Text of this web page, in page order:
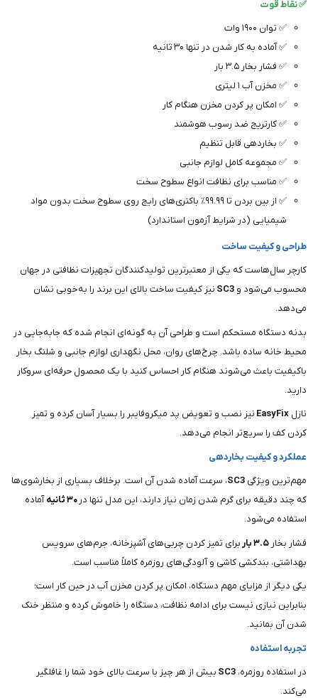
✅ نقاط قوت
✅ توان ۱۹۰۰ وات
✅ آماده به کار شدن در تنها ۳۰ ثانیه
✅ فشار بخار ۳.۵ بار
✅ مخزن آب ۱ لیتری
✅ امکان پر کردن مخزن هنگام کار
✅ کارتریج ضد رسوب هوشمند
✅ بخاردهی قابل تنظیم
✅ مجموعه کامل لوازم جانبی
✅ مناسب برای نظافت انواع سطوح سخت
✅ از بین بردن تا ۹۹.۹۹٪ باکتری‌های رایج روی سطوح سخت بدون مواد
شیمیایی (در شرایط آزمون استاندارد)
طراحی و کیفیت ساخت
کارچر سال‌هاست که یکی از معتبرترین تولیدکنندگان تجهیزات نظافتی در جهان
محسوب می‌شود و SC3 نیز کیفیت ساخت بالای این برند را به‌خوبی نشان
می‌دهد.
بدنه دستگاه مستحکم است و طراحی آن به گونه‌ای انجام شده که جابه‌جایی در
محیط خانه ساده باشد. چرخ‌های روان، محل نگهداری لوازم جانبی و شلنگ بخار
باکیفیت باعث می‌شوند هنگام کار احساس کنید با یک محصول حرفه‌ای سروکار
دارید.
نازل EasyFix نیز نصب و تعویض پد میکروفایبر را بسیار آسان کرده و تمیز
کردن کف را سریع‌تر انجام می‌دهد.
عملکرد و کیفیت بخاردهی
مهم‌ترین ویژگی SC3، سرعت آماده شدن آن است. برخلاف بسیاری از بخارشوی‌ها
که چند دقیقه برای گرم شدن زمان نیاز دارند، این مدل تنها در
آماده
استفاده می‌شود.
فشار بخار ۳.۵ بار
برای تمیز کردن چربی‌های آشپزخانه، جرم‌های سرویس
بهداشتی، بندکشی کاشی و آلودگی‌های روزمره کاملاً مناسب است.
یکی دیگر از مزایای مهم دستگاه، امکان پر کردن مخزن آب در حین کار است؛
بنابراین نیازی نیست برای ادامه نظافت، دستگاه را خاموش کرده و منتظر خنک
شدن آن بمانید.
تجربه استفاده
در استفاده روزمره، SC3 بیش از هر چیز با سرعت بالای خود شما را غافلگیر
می‌کند.